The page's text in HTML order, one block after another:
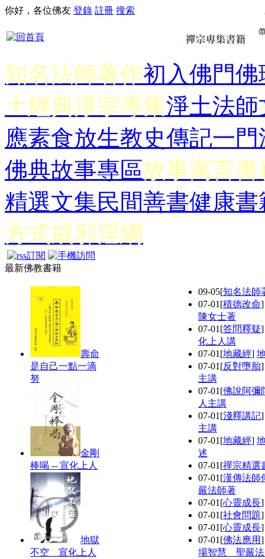
你好，各位佛友 登錄 註冊 搜索
知名法師著作初入佛門佛
土經典淨宗專集淨土法師
應素食放生教史傳記一門
佛典故事專區故事寓言書
精選文集民間善書健康書
方式戒邪淫網
最新佛教書籍
壽命
是自己一點一滴
努
金剛
棒喝 -- 宣化上人
地獄
不空 宣化上人
09-05[知名法師
07-01 [積德改命
陳女士著
07-01 [答問釋疑
化上人講
07-01 [地藏經]
07-01 [反對墮胎
主講
07-01 [佛說阿彌
人主講
07-01 [淺釋講記
主講
07-01 [地藏經]
述
07-01 [禪宗精選
07-01 [漢傳法師
嚴法師著
07-01 [心靈成長
07-01 [社會問題
07-01 [心靈成長
07-01 [佛法應用
場智慧 聖嚴